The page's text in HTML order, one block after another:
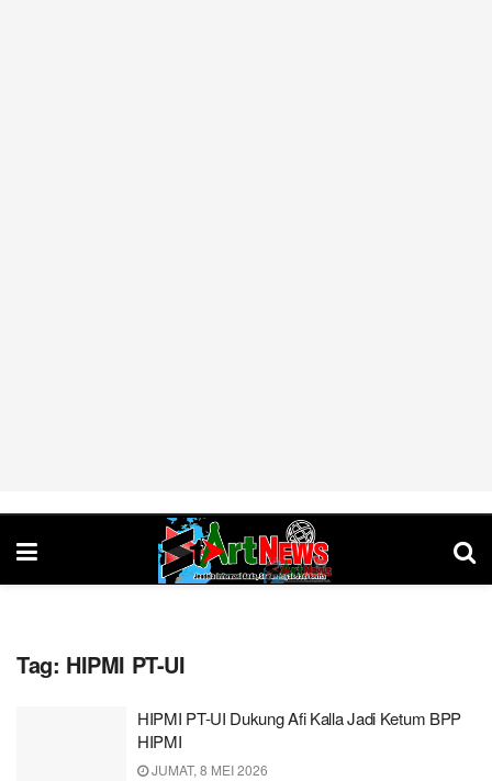
Tag: HIPMI PT-UI
HIPMI PT-UI Dukung Afi Kalla Jadi Ketum BPP
HIPMI
JUMAT, 8 MEI 2026